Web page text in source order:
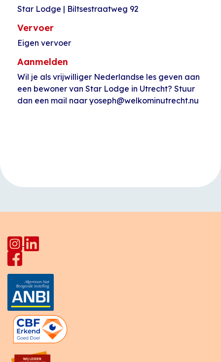
Star Lodge | Biltsestraatweg 92
Vervoer
Eigen vervoer
Aanmelden
Wil je als vrijwilliger Nederlandse les geven aan
een bewoner van Star Lodge in Utrecht? Stuur
dan een mail naar yoseph@welkominutrecht.nu